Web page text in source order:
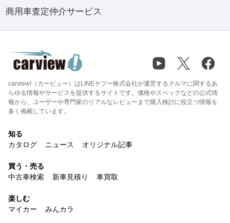
商用車査定仲介サービス
carview!（カービュー）はLINEヤフー株式会社が運営するクルマに関するあ
らゆる情報やサービスを提供するサイトです。価格やスペックなどの公式情
報から、ユーザーや専門家のリアルなレビューまで購入検討に役立つ情報を
多く掲載しています。
知る
カタログ
ニュース オリジナル記事
買う・売る
中古車検索
新車見積り 車買取
楽しむ
マイカー
みんカラ